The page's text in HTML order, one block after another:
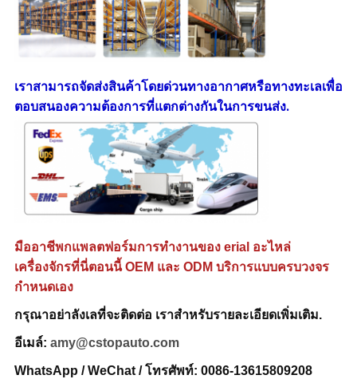
เราสามารถจัดส่งสินค้าโดยด่วนทางอากาศหรือทางทะเลเพื่อ
ตอบสนองความต้องการที่แตกต่างกันในการขนส่ง.
มืออาชีพกแพลตฟอร์มการทำงานของ erial อะไหล่
เครื่องจักรที่นี่ตอนนี้ OEM และ ODM บริการแบบครบวงจร
กำหนดเอง
กรุณาอย่าลังเลที่จะติดต่อ เราสำหรับรายละเอียดเพิ่มเติม.
อีเมล์: amy@cstopauto.com
WhatsApp / WeChat / โทรศัพท์: 0086-13615809208